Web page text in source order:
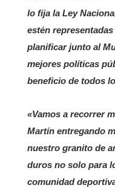
lo fija la Ley
estén
planificar junto al
mejores políticas
beneficio de todos
«Vamos a recorrer
Martín entregando
nuestro granito de
duros no solo para
comunidad